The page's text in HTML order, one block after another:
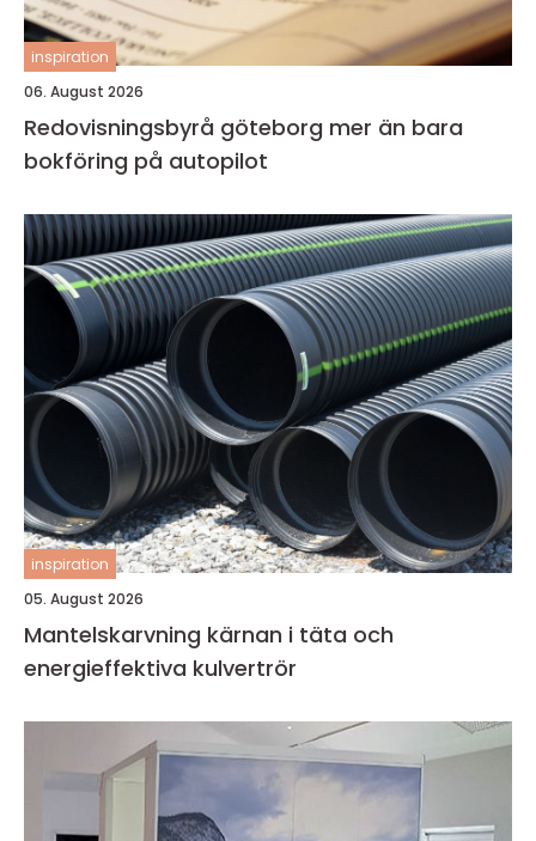
inspiration
06. August 2026
Redovisningsbyrå göteborg mer än bara
bokföring på autopilot
inspiration
05. August 2026
Mantelskarvning kärnan i täta och
energieffektiva kulvertrör